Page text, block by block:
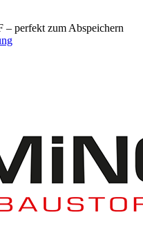
perfekt zum Abspeichern